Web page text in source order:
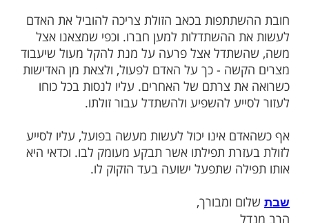
– התפעל רבי משה יוליס, שהרי בזמן
עלילות שווא בעיר בריסק - היה צפוי, אם
לשנות מאסר רבות! למרות זאת לא חלה כלל.
ונכלא עם פושעים אלימים – לא חלה, וכן
נס והסתתר בפריס, בעוד הבולשת
אחריו - לא חלה. וכל זאת מפני שהסכנה
על ראשו, ולכן לא חלה מפני שתלה את
ברוך הוא. אך כאשר ראה שאחרים
וסובלים – חש הוא את סבלם וכאבם, נשא
והתייסר עמהם, ועל כן חלה (מובא בספר